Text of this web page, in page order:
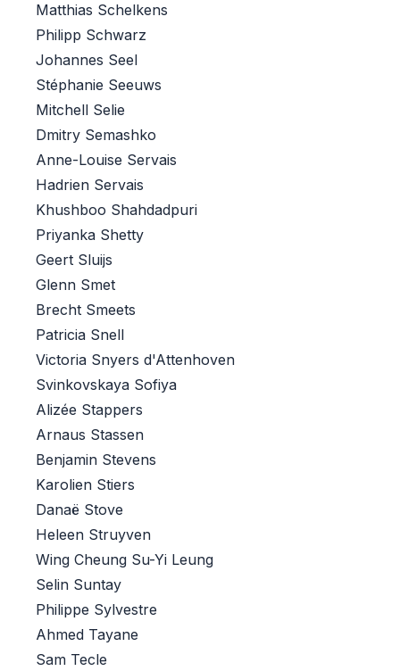
Matthias Schelkens
Philipp Schwarz
Johannes Seel
Stéphanie Seeuws
Mitchell Selie
Dmitry Semashko
Anne-Louise Servais
Hadrien Servais
Khushboo Shahdadpuri
Priyanka Shetty
Geert Sluijs
Glenn Smet
Brecht Smeets
Patricia Snell
Victoria Snyers d'Attenhoven
Svinkovskaya Sofiya
Alizée Stappers
Arnaus Stassen
Benjamin Stevens
Karolien Stiers
Danaë Stove
Heleen Struyven
Wing Cheung Su-Yi Leung
Selin Suntay
Philippe Sylvestre
Ahmed Tayane
Sam Tecle